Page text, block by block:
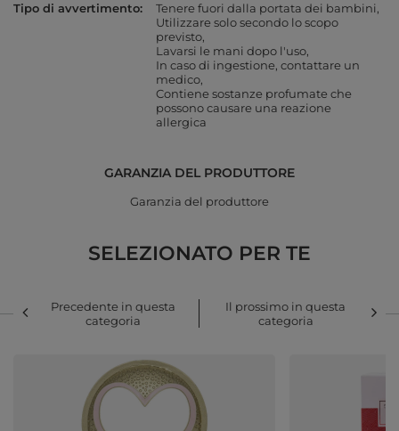
Tipo di avvertimento
Tenere fuori dalla portata dei bambini
Utilizzare solo secondo lo scopo
previsto
Lavarsi le mani dopo l'uso
In caso di ingestione, contattare un
medico
Contiene sostanze profumate che
possono causare una reazione
allergica
GARANZIA DEL PRODUTTORE
Garanzia del produttore
SELEZIONATO PER TE
Precedente in questa
categoria
Il prossimo in questa
categoria